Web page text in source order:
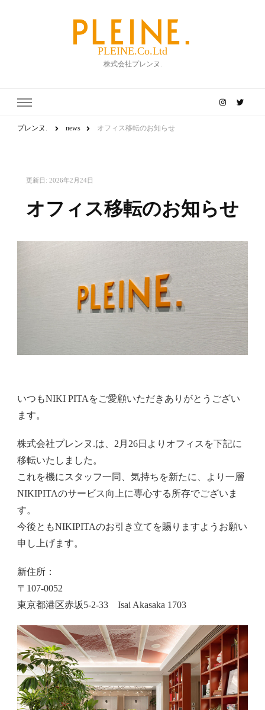
PLEINE.Co.Ltd
株式会社プレンヌ.
プレンヌ. news オフィス移転のお知らせ
更新日: 2026年2月24日
オフィス移転のお知らせ
いつもNIKI PITAをご愛顧いただきありがとうござい
ます。
株式会社プレンヌ.は、2月26日よりオフィスを下記に
移転いたしました。
これを機にスタッフ一同、気持ちを新たに、より一層
NIKIPITAのサービス向上に専心する所存でございま
す。
今後ともNIKIPITAのお引き立てを賜りますようお願い
申し上げます。
新住所：
〒107-0052
東京都港区赤坂5-2-33 Isai Akasaka 1703